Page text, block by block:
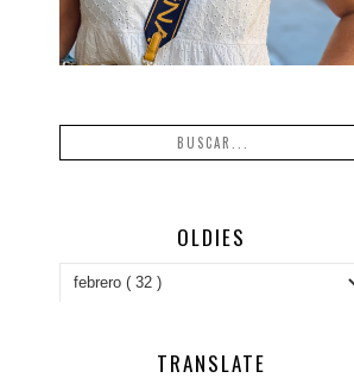
OLDIES
TRANSLATE